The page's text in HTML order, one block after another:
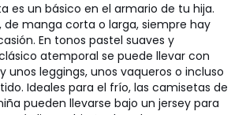
es un básico en el armario de tu hija.
de manga corta o larga, siempre hay
En tonos pastel suaves y
atemporal se puede llevar con
unos leggings, unos vaqueros o incluso
Ideales para el frío, las camisetas de
pueden llevarse bajo un jersey para